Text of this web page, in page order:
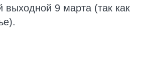
выходной 9 марта (так как